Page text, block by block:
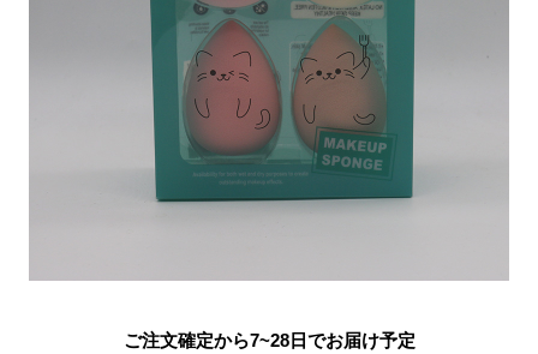
ご注文確定から7~28日でお届け予定